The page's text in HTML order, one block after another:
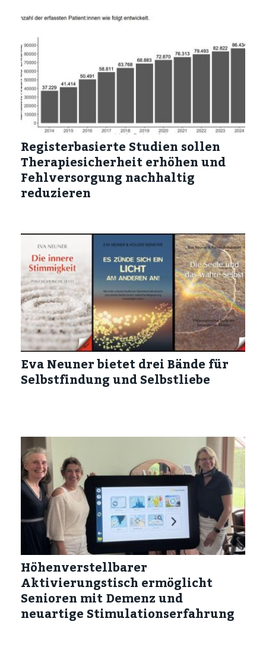
Registerbasierte Studien sollen
Therapiesicherheit erhöhen und
Fehlversorgung nachhaltig
reduzieren
Eva Neuner bietet drei Bände für
Selbstfindung und Selbstliebe
Höhenverstellbarer
Aktivierungstisch ermöglicht
Senioren mit Demenz und
neuartige Stimulationserfahrung